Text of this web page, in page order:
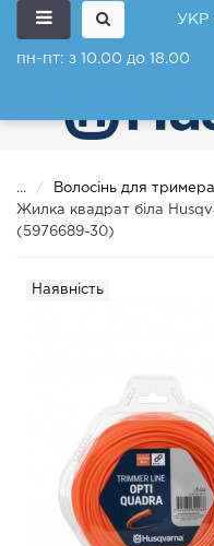
УКР
пн-пт: з 10.00 до 18.00
...
Волосінь для
Жилка квадрат біла
(5976689-30)
Наявність